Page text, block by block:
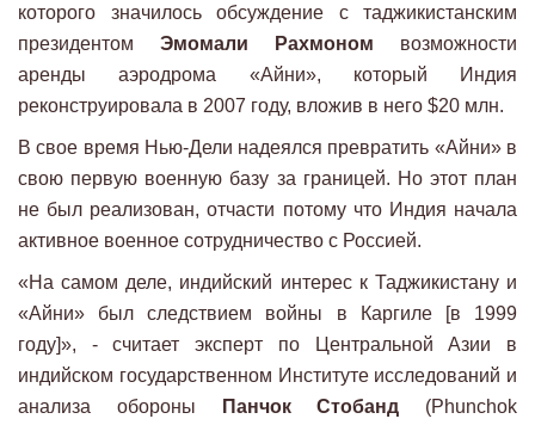
которого значилось обсуждение с таджикистанским
президентом Эмомали Рахмоном возможности
аренды аэродрома «Айни», который Индия
реконструировала в 2007 году, вложив в него $20 млн.
В свое время Нью-Дели надеялся превратить «Айни» в
свою первую военную базу за границей. Но этот план
не был реализован, отчасти потому что Индия начала
активное военное сотрудничество с Россией.
«На самом деле, индийский интерес к Таджикистану и
«Айни» был следствием войны в Каргиле [в 1999
году]», - считает эксперт по Центральной Азии в
индийском государственном Институте исследований и
анализа обороны
Панчок Стобанд (Phunchok